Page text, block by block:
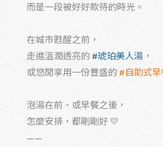
而是一段被好好款待的時光。
在城市甦醒之前，
走進溫潤透亮的 #琥珀美人湯 ，
或悠閒享用一份豐盛的 #自助式
泡湯在前、或早餐之後，
怎麼安排，都剛剛好 💛
——